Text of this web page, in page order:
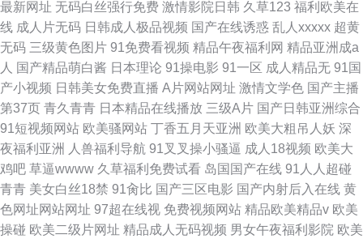
最新网址 无码白丝强行免费 激情影院日韩 久草123 福利欧美在
线 成人片无码 日韩成人极品视频 国产在线诱惑 乱人xxxxx 超黄
无码 三级黄色图片 91免费看视频 精品午夜福利网 精品亚洲成a
人 国产精品萌白酱 日本理论 91操电影 91一区 成人精品无 91国
产小视频 日韩美女免费直播 A片网站网址 激情文学色 国产主播
第37页 青久青青 日本精品在线播放 三级A片 国产日韩亚洲综合
91短视频网站 欧美骚网站 丁香五月天亚洲 欧美大粗吊人妖 深
夜福利亚洲
人兽福利导航 91叉叉操小骚逼 成人18视频 欧美大
鸡吧 草逼wwww 久草福利免费试看 岛国国产在线 91人人超碰
青青 美女白丝18禁 91肏比 国产三区电影 国产内射后入在线 黄
色网址网站网址 97超在线视 免费视频网站 精品欧美精品v 欧美
操碰 欧美二级片网址 精品成人无码视频 男女午夜福利影院 欧美